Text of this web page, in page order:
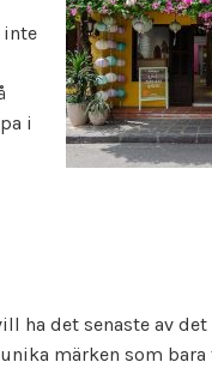
inte
i
ha det senaste av
märken som bara